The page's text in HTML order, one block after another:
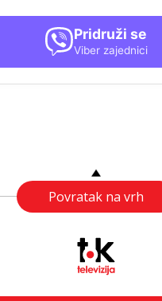
Pridruži se
Viber zajednici
Povratak na vrh